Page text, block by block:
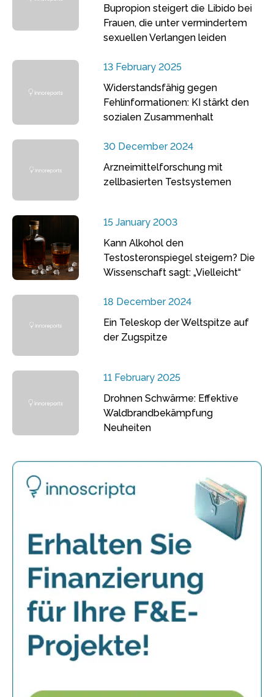
Bupropion steigert die Libido bei
Frauen, die unter vermindertem
sexuellen Verlangen leiden
13 February 2025
Widerstandsfähig gegen
Fehlinformationen: KI stärkt den
sozialen Zusammenhalt
30 December 2024
Arzneimittelforschung mit
zellbasierten Testsystemen
15 January 2003
Kann Alkohol den
Testosteronspiegel steigern? Die
Wissenschaft sagt: „Vielleicht“
18 December 2024
Ein Teleskop der Weltspitze auf
der Zugspitze
11 February 2025
Drohnen Schwärme: Effektive
Waldbrandbekämpfung
Neuheiten